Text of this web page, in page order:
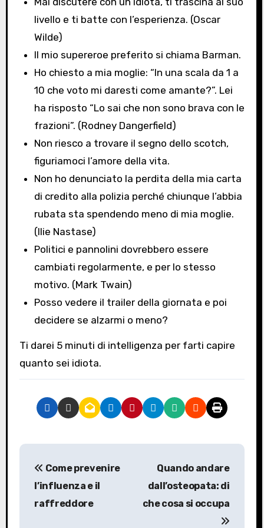
livello e ti batte con l’esperienza. (Oscar
Wilde)
Il mio supereroe preferito si chiama Barman.
Ho chiesto a mia moglie: “In una scala da 1 a
10 che voto mi daresti come amante?”. Lei
ha risposto “Lo sai che non sono brava con le
frazioni”. (Rodney Dangerfield)
Non riesco a trovare il segno dello scotch,
figuriamoci l’amore della vita.
Non ho denunciato la perdita della mia carta
di credito alla polizia perché chiunque l’abbia
rubata sta spendendo meno di mia moglie.
(Ilie Nastase)
Politici e pannolini dovrebbero essere
cambiati regolarmente, e per lo stesso
motivo. (Mark Twain)
Posso vedere il trailer della giornata e poi
decidere se alzarmi o meno?
Ti darei 5 minuti di intelligenza per farti capire
quanto sei idiota.
N
Come prevenire
l’influenza e il
raffreddore
Quando andare
dall’osteopata: di
che cosa si occupa